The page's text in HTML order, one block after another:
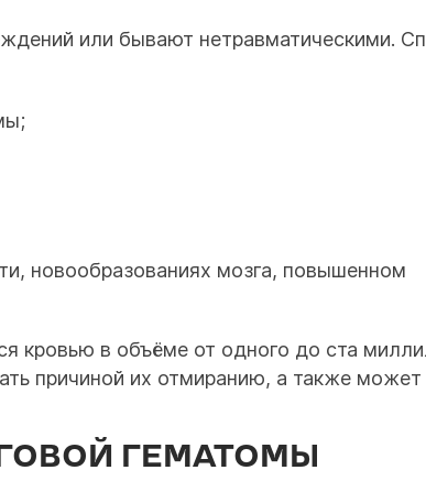
или бывают нетравматическими.
новообразованиях мозга, повышенном
кровью в объёме от одного до ста
причиной их отмиранию, а также может
ГЕМАТОМЫ